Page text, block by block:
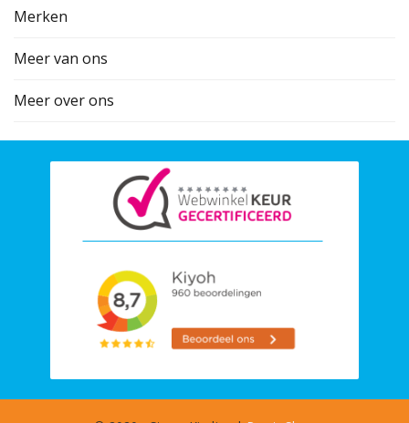
Merken
Meer van ons
Meer over ons